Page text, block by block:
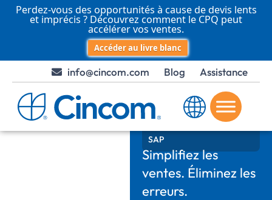
Perdez-vous des opportunités à cause de devis lents
et imprécis ? Découvrez comment le CPQ peut
accélérer vos ventes.
Accéder au livre blanc
info@cincom.com Blog Assistance
Cincom CPQ Intégration
SAP
Simplifiez les
ventes. Éliminez les
erreurs.